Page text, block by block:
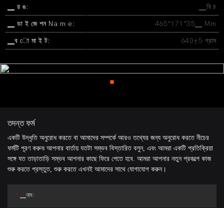
▁ র ঙ:
▁বি চ
▁ ডা ই জে শন Na m e:
465*171*35▁ Mm
▁ব ো মা ই ট:
640±5 গ্রাম
তদন্ত ফর্ম
একটি উদ্ধৃতি অনুরোধ করতে বা আমাদের সম্পর্কে আরও তথ্যের জন্য অনুরোধ করতে নীচের
ফর্মটি পূরণ করুন৷ আপনার বার্তায় যতটা সম্ভব বিস্তারিত বলুন, এবং আমরা একটি প্রতিক্রিয়া
সঙ্গে যত তাড়াতাড়ি সম্ভব আপনার কাছে ফিরে পেতে হবে. আমরা আপনার নতুন প্রকল্পে কাজ
শুরু করতে প্রস্তুত, শুরু করতে এখনই আমাদের সাথে যোগাযোগ করুন।
▁নাম: